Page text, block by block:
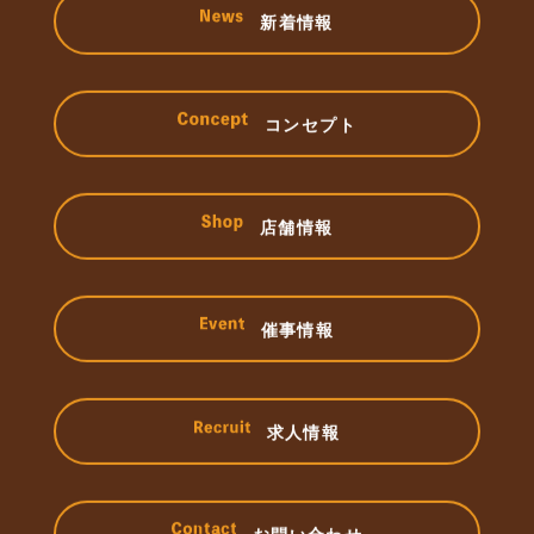
新着情報
コンセプト
店舗情報
催事情報
求人情報